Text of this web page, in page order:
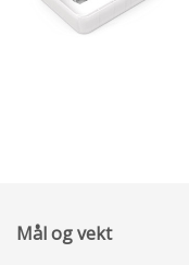
Mål og vekt